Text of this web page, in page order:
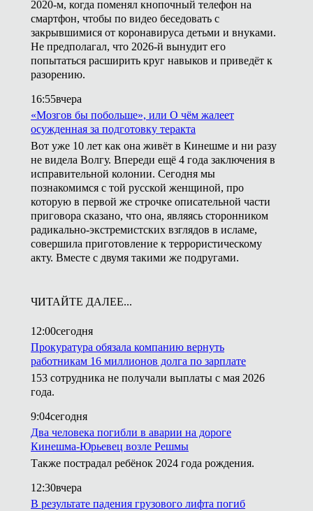
2020-м, когда поменял кнопочный телефон на
смартфон, чтобы по видео беседовать с
закрывшимися от коронавируса детьми и внуками.
Не предполагал, что 2026-й вынудит его
попытаться расширить круг навыков и приведёт к
разорению.
16:55вчера
«Мозгов бы побольше», или О чём жалеет
осужденная за подготовку теракта
Вот уже 10 лет как она живёт в Кинешме и ни разу
не видела Волгу. Впереди ещё 4 года заключения в
исправительной колонии. Сегодня мы
познакомимся с той русской женщиной, про
которую в первой же строчке описательной части
приговора сказано, что она, являясь сторонником
радикально-экстремистских взглядов в исламе,
совершила приготовление к террористическому
акту. Вместе с двумя такими же подругами.
ЧИТАЙТЕ ДАЛЕЕ...
12:00сегодня
Прокуратура обязала компанию вернуть
работникам 16 миллионов долга по зарплате
153 сотрудника не получали выплаты с мая 2026
года.
9:04сегодня
Два человека погибли в аварии на дороге
Кинешма-Юрьевец возле Решмы
Также пострадал ребёнок 2024 года рождения.
12:30вчера
В результате падения грузового лифта погиб